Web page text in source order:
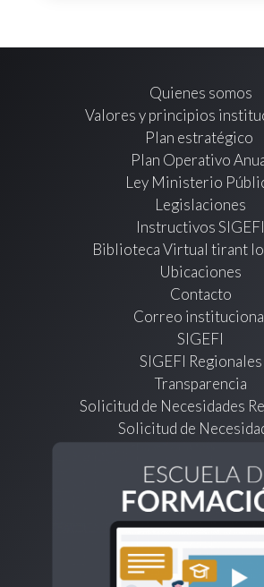
Quienes somos
Valores y principios
Plan estratégico
Plan Operativo
Ley Ministerio
Legislaciones
Instructivos SIGEFI
Biblioteca Virtual tirant
Ubicaciones
Contacto
Correo
SIGEFI
SIGEFI Regionales
Transparencia
Solicitud de Necesidades
Solicitud de